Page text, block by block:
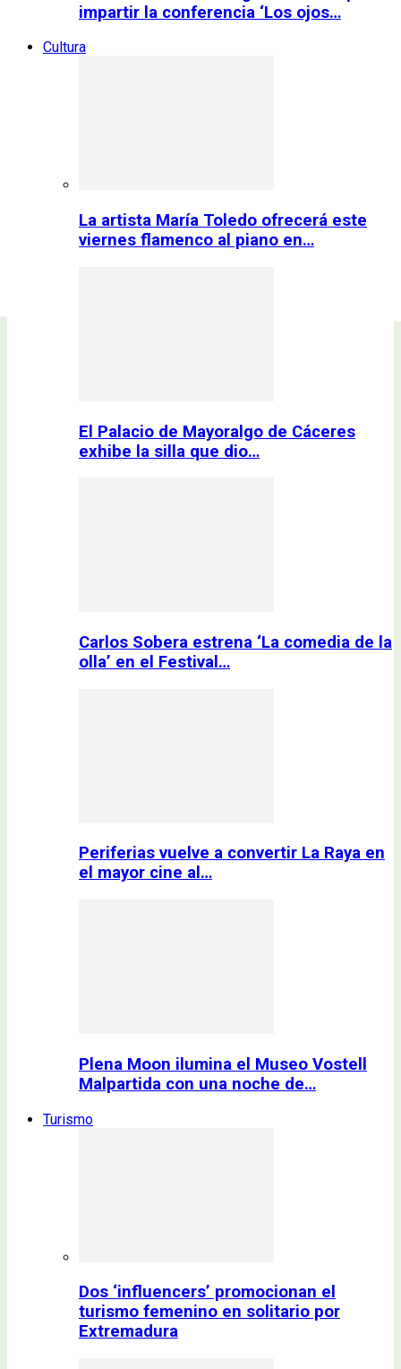
impartir la conferencia ‘Los ojos…
Cultura
La artista María Toledo ofrecerá este
viernes flamenco al piano en…
El Palacio de Mayoralgo de Cáceres
exhibe la silla que dio…
Carlos Sobera estrena ‘La comedia de la
olla’ en el Festival…
Periferias vuelve a convertir La Raya en
el mayor cine al…
Plena Moon ilumina el Museo Vostell
Malpartida con una noche de…
Turismo
Dos ‘influencers’ promocionan el
turismo femenino en solitario por
Extremadura